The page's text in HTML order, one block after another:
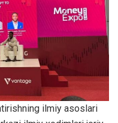
ilmiy asoslari